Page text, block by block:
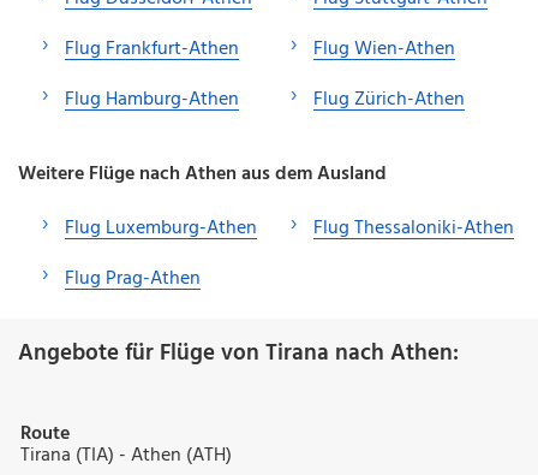
Flug Frankfurt-Athen
Flug Hamburg-Athen
Flug Wien-Athen
Flug Zürich-Athen
Weitere Flüge nach Athen aus dem Ausland
Flug Luxemburg-Athen
Flug Prag-Athen
Flug Thessaloniki-Athen
Angebote für Flüge von Tirana nach Athen:
Route
Tirana (TIA) - Athen (ATH)